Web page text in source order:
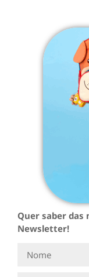
Quer saber das
Newsletter!